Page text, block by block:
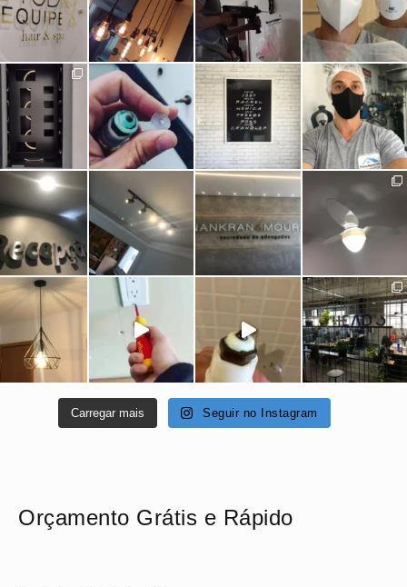
Carregar mais Seguir no Instagram
Orçamento Grátis e Rápido